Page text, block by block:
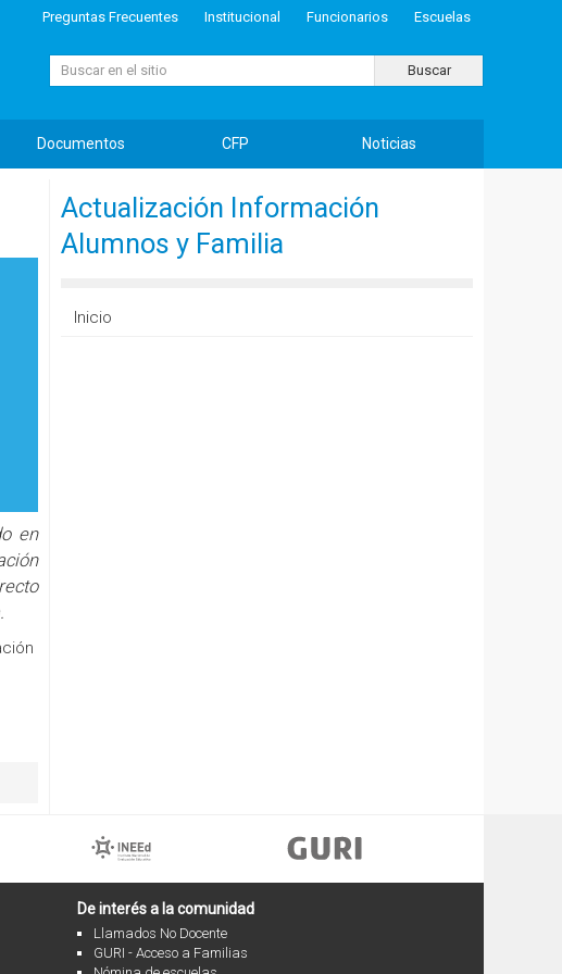
Preguntas Frecuentes Institucional Funcionarios Escuelas
Buscar... Buscar
Documentos CFP Noticias
en
Actualización Información
Alumnos y Familia
Inicio
De interés a la comunidad
Llamados No Docente
GURI - Acceso a Familias